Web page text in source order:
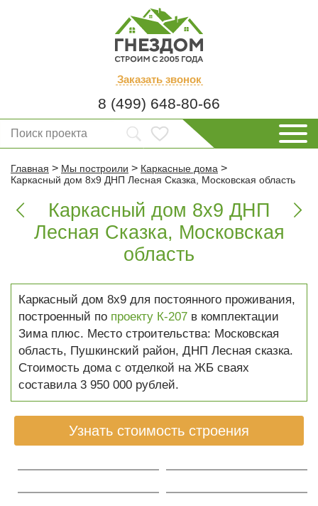
Заказать звонок
8 (499) 648-80-66
Главная > Мы построили > Каркасные дома >
Каркасный дом 8х9 ДНП Лесная Сказка, Московская область

Каркасный дом 8х9 ДНП
Лесная Сказка, Московская
область

Каркасный дом 8х9 для постоянного проживания,
построенный по проекту К-207 в комплектации
Зима плюс. Место строительства: Московская
область, Пушкинский район, ДНП Лесная сказка.
Стоимость дома с отделкой на ЖБ сваях
составила 3 950 000 рублей.
Узнать стоимость строения